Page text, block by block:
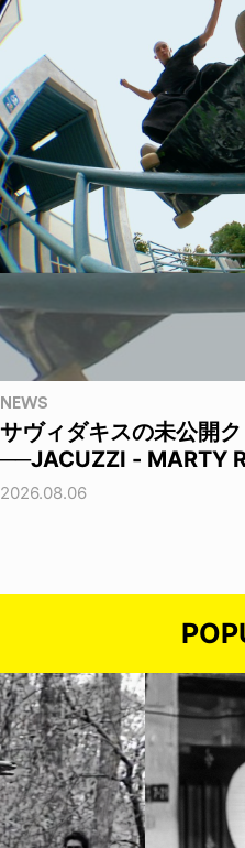
NEWS
サヴィダキスの未公開
──JACUZZI - MARTY
2026.08.06